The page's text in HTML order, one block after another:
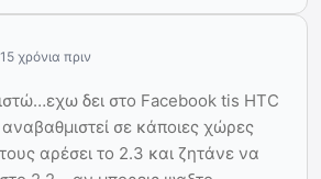
15 χρόνια πριν
δει στο Facebook tis HTC
σε κάποιες χώρες
αρέσει το 2.3 και ζητάνε να